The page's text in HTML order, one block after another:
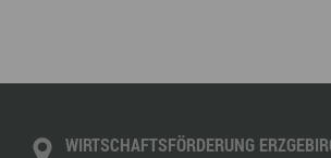
WIRTSCHAFTSFÖRDERUNG